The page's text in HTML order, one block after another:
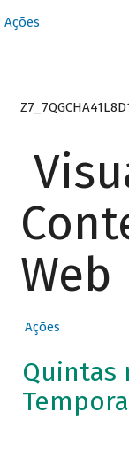
Ações
Web
Ações
Quintas